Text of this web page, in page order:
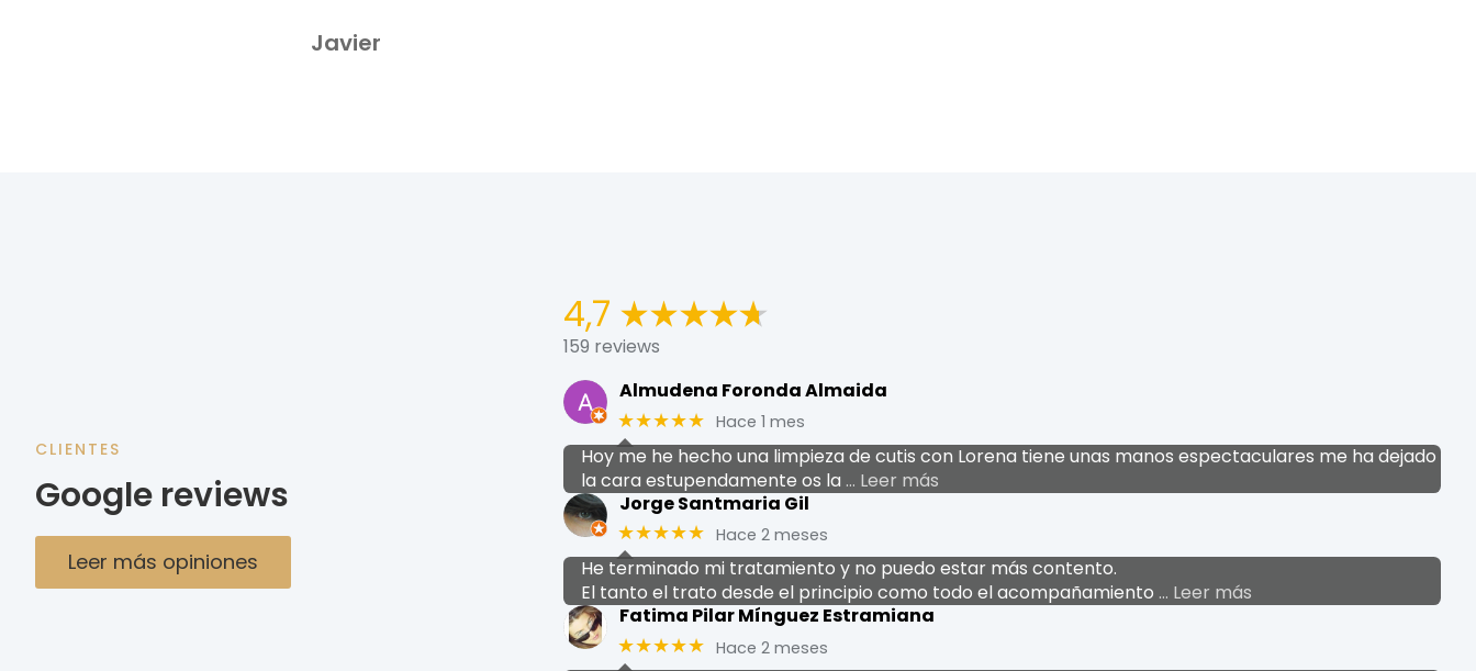
Javier
CLIENTES
Google reviews
Leer más opiniones
4,7
159 reviews
Almudena Foronda Almaida
★★★★★ Hace 1 mes
Hoy me he hecho una limpieza de cutis con Lorena tiene unas manos espectaculares me ha dejado
la cara estupendamente os la … Leer más
Jorge Santmaria Gil
★★★★★ Hace 2 meses
He terminado mi tratamiento y no puedo estar más contento.
El tanto el trato desde el principio como todo el acompañamiento … Leer más
Fatima Pilar Mínguez Estramiana
★★★★★ Hace 2 meses